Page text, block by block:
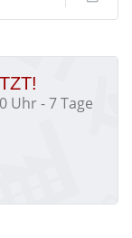
Uhr - 7 Tage